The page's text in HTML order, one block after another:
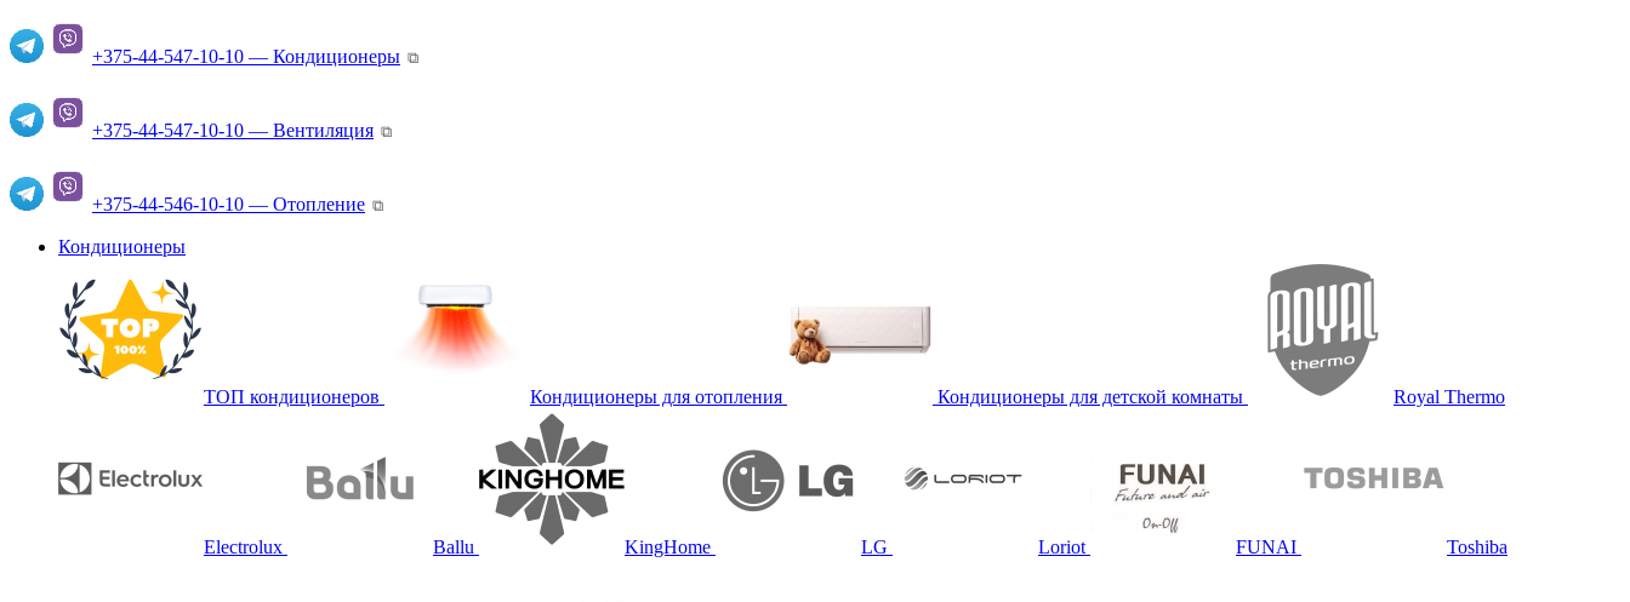
+375-44-547-10-10 — Кондиционеры ⧉
+375-44-547-10-10 — Вентиляция ⧉
+375-44-546-10-10 — Отопление ⧉
Кондиционеры
ТОП кондиционеров Кондиционеры для отопления Кондиционеры для детской комнаты Royal Thermo
Electrolux Ballu KingHome LG Loriot FUNAI Toshiba